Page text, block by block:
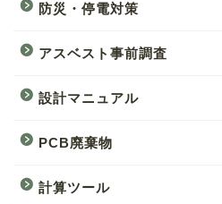
防災・停電対策
アスベスト事前調査
設計マニュアル
PCB廃棄物
計算ツール